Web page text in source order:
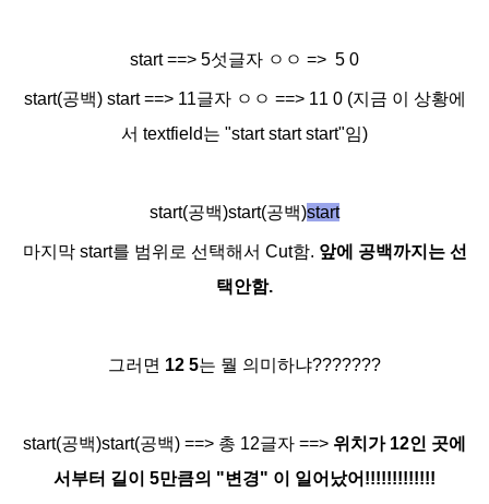
start ==> 5섯글자 ㅇㅇ => 5 0
start(공백) start ==> 11글자 ㅇㅇ ==> 11 0 (지금 이 상황에
서 textfield는 "start start start"임)
start(공백)start(공백)start
마지막 start를 범위로 선택해서 Cut함. 앞에 공백까지는 선
택안함.
그러면 12 5는 뭘 의미하냐???????
start(공백)start(공백) ==> 총 12글자 ==> 위치가 12인 곳에
서부터 길이 5만큼의 "변경" 이 일어났어!!!!!!!!!!!!!